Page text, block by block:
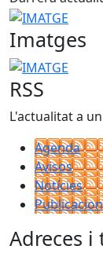
IMATGE
Imatges
IMATGE
RSS
L'actualitat a
Agenda
Avisos
Notícies
Adreces i